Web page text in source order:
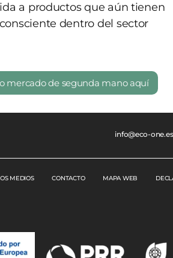
a productos que aún tienen
dentro del sector
mercado de segunda mano aquí
info@eco-one.es
MEDIOS CONTACTO MAPA WEB